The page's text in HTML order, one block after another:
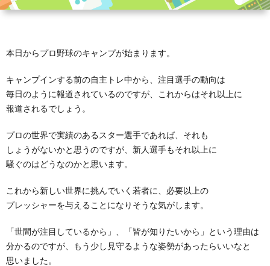
本日からプロ野球のキャンプが始まります。
キャンプインする前の自主トレ中から、注目選手の動向は
毎日のように報道されているのですが、これからはそれ以上に
報道されるでしょう。
プロの世界で実績のあるスター選手であれば、それも
しょうがないかと思うのですが、新人選手もそれ以上に
騒ぐのはどうなのかと思います。
これから新しい世界に挑んでいく若者に、必要以上の
プレッシャーを与えることになりそうな気がします。
「世間が注目しているから」、「皆が知りたいから」という理由は
分かるのですが、もう少し見守るような姿勢があったらいいなと
思いました。